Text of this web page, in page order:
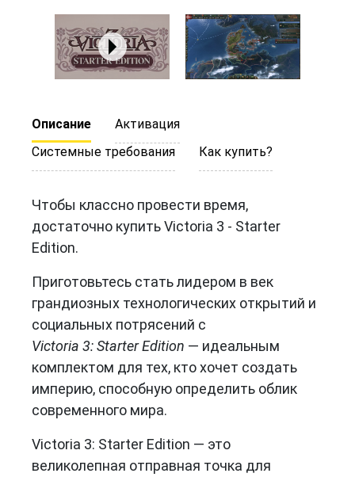
Описание
Активация
Системные требования
Как купить?
Чтобы классно провести время,
достаточно купить Victoria 3 - Starter
Edition.
Приготовьтесь стать лидером в век
грандиозных технологических открытий и
социальных потрясений с
Victoria 3: Starter Edition — идеальным
комплектом для тех, кто хочет создать
империю, способную определить облик
современного мира.
Victoria 3: Starter Edition — это
великолепная отправная точка для